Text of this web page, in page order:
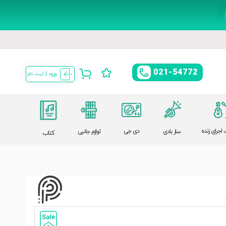
ورود | ثبت نام 021-54772
زنده ساز بادی دی جی لوازم جانبی کتاب